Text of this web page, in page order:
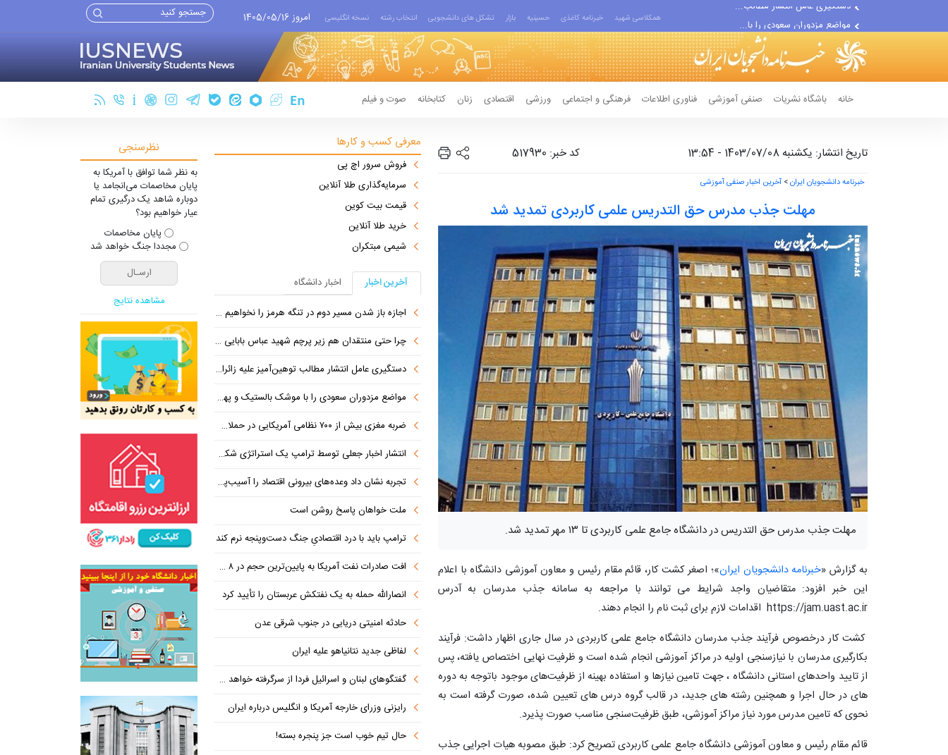
ضربه مغزی بیش از ۷۰۰ نظامی...
همکلاسی شهید خبرنامه کاغذی حسینیه بازار تشکل های دانشجویی انتخاب رشته نسخه انگلیسی امروز 1405/05/16
خانه باشگاه نشریات صنفی آموزشی فناوری اطلاعات فرهنگی و اجتماعی ورزشی اقتصادی زنان کتابخانه صوت و فیلم
تاریخ انتشار: یکشنبه 1403/07/08 - 13:54 کد خبر: 517930
خبرنامه دانشجویان ایران> آخرین اخبار صنفی آموزشی
مهلت جذب مدرس حق التدریس علمی کاربردی تمدید شد
مهلت جذب مدرس حق التدریس در دانشگاه جامع علمی کاربردی تا ۱۳ مهر تمدید شد.
به گزارش «خبرنامه دانشجویان ایران»؛ اصغر کشت کار، قائم مقام رئیس و معاون آموزشی دانشگاه با اعلام
این خبر افزود: متقاضیان واجد شرایط می توانند با مراجعه به سامانه جذب مدرسان به آدرس
https://jam.uast.ac.ir اقدامات لازم برای ثبت نام را انجام دهند.
کشت کار درخصوص فرآیند جذب مدرسان دانشگاه جامع علمی کاربردی در سال جاری اظهار داشت: فرآیند
بکارگیری مدرسان با نیازسنجی اولیه در مراکز آموزشی انجام شده است و ظرفیت نهایی اختصاص یافته، پس
از تایید واحدهای استانی دانشگاه ، جهت تامین نیازها و استفاده بهینه از ظرفیت‌های موجود باتوجه به دوره
های در حال اجرا و همچنین رشته های جدید، در قالب گروه درس های تعیین شده، صورت گرفته است به
نحوی که تامین مدرس مورد نیاز مراکز آموزشی، طبق ظرفیت‌سنجی مناسب صورت پذیرد.
قائم مقام رئیس و معاون آموزشی دانشگاه جامع علمی کاربردی تصریح کرد: طبق مصوبه هیات اجرایی جذب
معرفی کسب و کارها
فروش سرور اچ پی
سرمایه‌گذاری طلا آنلاین
قیمت بیت کوین
خرید طلا آنلاین
شیمی مبتکران
آخرین اخبار
اخبار دانشگاه
اجازه باز شدن مسیر دوم در تنگه هرمز را نخواهیم داد
چرا حتی منتقدان هم زیر پرچم شهید عباس بابایی ایستادند؟
دستگیری عامل انتشار مطالب توهین‌آمیز علیه زائران اربعین در فضای مجازی
مواضع مزدوران سعودی را با موشک بالستیک و پهپاد در هم شکستیم
ضربه مغزی بیش از ۷۰۰ نظامی آمریکایی در حملات ایران
انتشار اخبار جعلی توسط ترامپ یک استراتژی شکست خورده است
تجربه نشان داد وعده‌های بیرونی اقتصاد را آسیب‌پذیرتر می‌کند
ملت خواهان پاسخ روشن است
ترامپ باید با درد اقتصادیِ جنگ دست‌و‌پنجه نرم کند
افت صادرات نفت آمریکا به پایین‌ترین حجم در ۸ ماه اخیر
انصارالله حمله به یک نفتکش عربستان را تأیید کرد
حادثه امنیتی دریایی در جنوب شرقی عدن
لفاظی جدید نتانیاهو علیه ایران
گفتگوهای لبنان و اسرائیل فردا از سرگرفته خواهد شد!
رایزنی وزرای خارجه آمریکا و انگلیس درباره ایران
حال تیم خوب است جز پنجره بسته!
نظرسنجی
به نظر شما توافق با آمریکا به
پایان مخاصمات می‌انجامد یا
دوباره شاهد یک درگیری تمام
عیار خواهیم بود؟
پایان مخاصمات
مجددا جنگ خواهد شد
مشاهده نتایج